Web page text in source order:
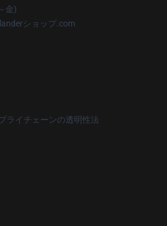
金)
ショップ.com
ライチェーンの透明性法